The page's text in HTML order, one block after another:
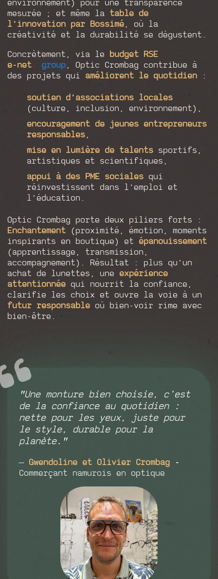
mesurée ; et même la table de
l’innovation par Bossimé, où la
créativité et la durabilité se dégustent.
Concrètement, via le budget RSE
e-net. group, Optic Crombag contribue à
des projets qui améliorent le quotidien :
soutien d’associations locales
(culture, inclusion, environnement),
encouragement de jeunes entrepreneurs
responsables,
mise en lumière de talents sportifs,
artistiques et scientifiques,
appui à des PME sociales qui
réinvestissent dans l’emploi et
l’éducation.
Optic Crombag porte deux piliers forts :
Enchantement (proximité, émotion, moments
inspirants en boutique) et épanouissement
(apprentissage, transmission,
accompagnement). Résultat : plus qu’un
achat de lunettes, une expérience
attentionnée qui nourrit la confiance,
clarifie les choix et ouvre la voie à un
futur responsable où bien-voir rime avec
bien-être.
"Une monture bien choisie, c’est
de la confiance au quotidien :
nette pour les yeux, juste pour
le style, durable pour la
planète. "
— Gwendoline et Olivier Crombag -
Commerçant namurois en optique